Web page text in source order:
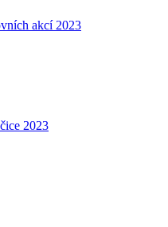
akcí 2023
2023